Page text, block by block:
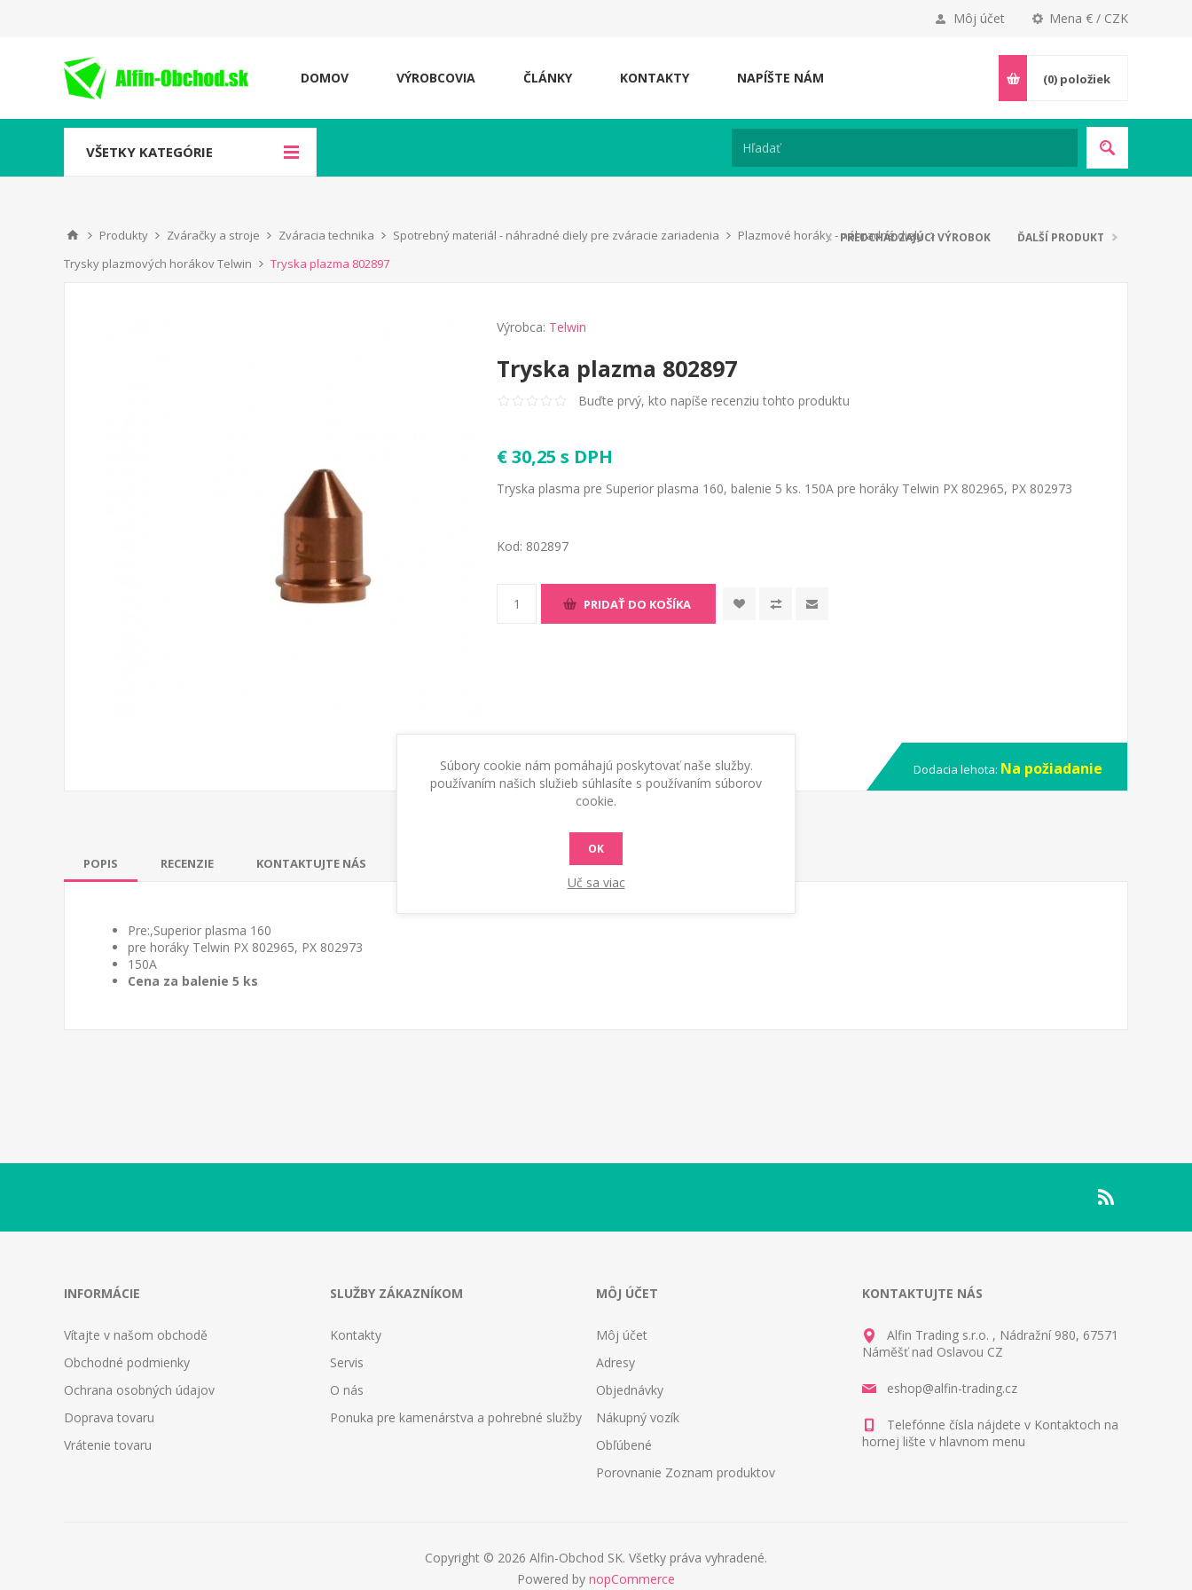
Mena € / CZK
Môj účet
DOMOV VÝROBCOVIA ČLÁNKY KONTAKTY NAPÍŠTE NÁM (0) položiek
VŠETKY KATEGÓRIE
Produkty Zváračky a stroje Zváracia technika Spotrebný materiál - náhradné diely pre zváracie zariadenia
Plazmové horáky - náhradné diely
Trysky plazmových horákov Telwin
Tryska plazma 802897
PREDCHÁDZAJÚCI VÝROBOK ĎALŠÍ PRODUKT
Výrobca: Telwin
Tryska plazma 802897
Buďte prvý, kto napíše recenziu tohto produktu
€ 30,25 s DPH
Tryska plasma pre Superior plasma 160, balenie 5 ks. 150A pre horáky Telwin PX 802965, PX 802973
Kod: 802897
PRIDAŤ DO KOŠÍKA
Dodacia lehota: Na požiadanie
POPIS RECENZIE KONTAKTUJTE NÁS
Pre:,Superior plasma 160
pre horáky Telwin PX 802965, PX 802973
150A
Cena za balenie 5 ks
INFORMÁCIE
Vítajte v našom obchodě
Obchodné podmienky
Ochrana osobných údajov
Doprava tovaru
Vrátenie tovaru
SLUŽBY ZÁKAZNÍKOM
Kontakty
Servis
O nás
Ponuka pre kamenárstva a pohrebné služby
MÔJ ÚČET
Môj účet
Adresy
Objednávky
Nákupný vozík
Obľúbené
Porovnanie Zoznam produktov
KONTAKTUJTE NÁS
Alfin Trading s.r.o. , Nádražní 980, 67571
Náměšť nad Oslavou CZ
eshop@alfin-trading.cz
Telefónne čísla nájdete v Kontaktoch na
hornej lište v hlavnom menu
Copyright © 2026 Alfin-Obchod SK. Všetky práva vyhradené.
Powered by nopCommerce
Súbory cookie nám pomáhajú poskytovať naše služby.
používaním našich služieb súhlasíte s používaním súborov
cookie.
OK
Uč sa viac